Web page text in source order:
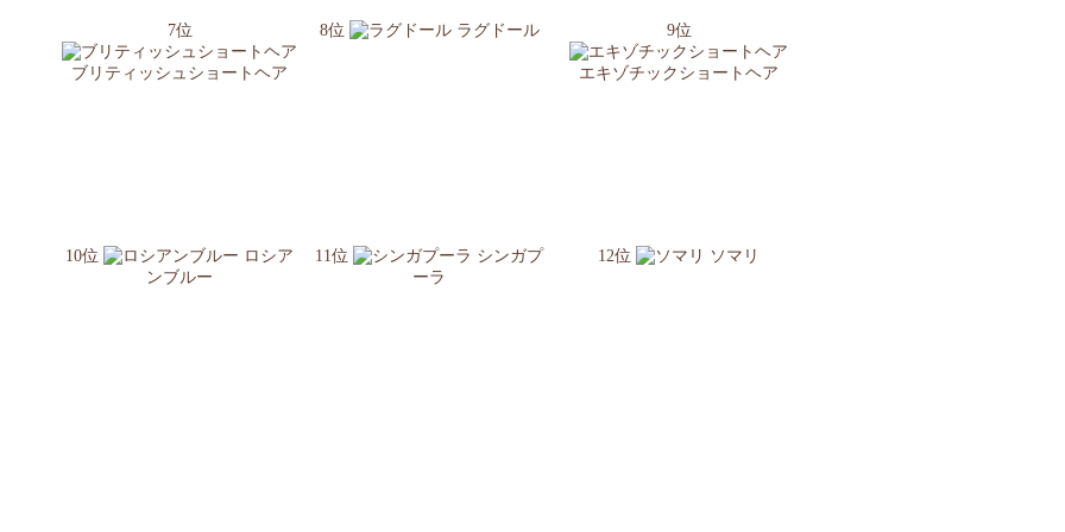
7位
ブリティッシュショートヘア
8位 ラグドール 9位
エキゾチックショートヘア
10位
ロシア
ンブルー
11位
シンガプ
ーラ
12位 ソマリ